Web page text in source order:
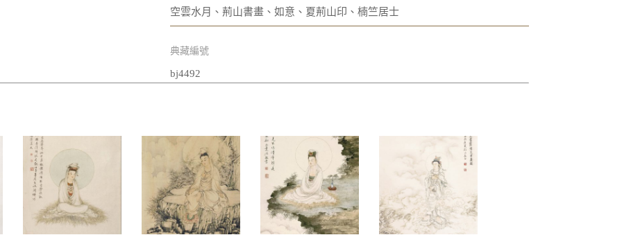
空雲水月、荊山書畫、如意、夏荊山印、楠竺居士
典藏編號
bj4492